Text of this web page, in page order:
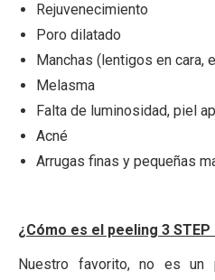
Rejuvenecimiento
Poro dilatado
Manchas (lentigos en cara,
Melasma
Falta de luminosidad, piel
Acné
Arrugas finas y pequeñas
¿Cómo es el peeling 3 STEP
Nuestro favorito, no es un